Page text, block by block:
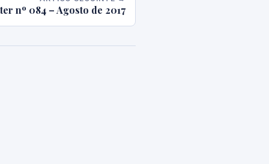
nº 084 – Agosto de 2017